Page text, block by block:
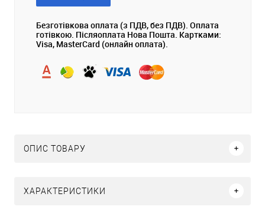
Безготівкова оплата (з ПДВ, без ПДВ). Оплата
готівкою. Післяоплата Нова Пошта. Картками:
Visa, MasterCard (онлайн оплата).
ОПИС ТОВАРУ
ХАРАКТЕРИСТИКИ